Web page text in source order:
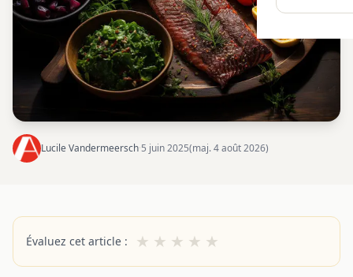
Lucile Vandermeersch·5 juin 2025(maj. 4 août 2026)
Évaluez cet article : ★ ★ ★ ★ ★